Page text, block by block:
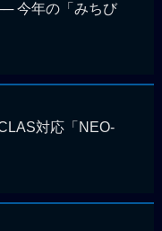
今年の「みちび
対応「NEO-